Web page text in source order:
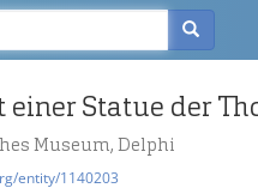
einer Statue der
Museum, Delphi
entity/1140203